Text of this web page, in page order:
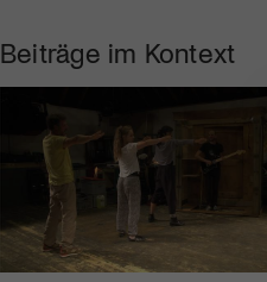
Beiträge im Kontext